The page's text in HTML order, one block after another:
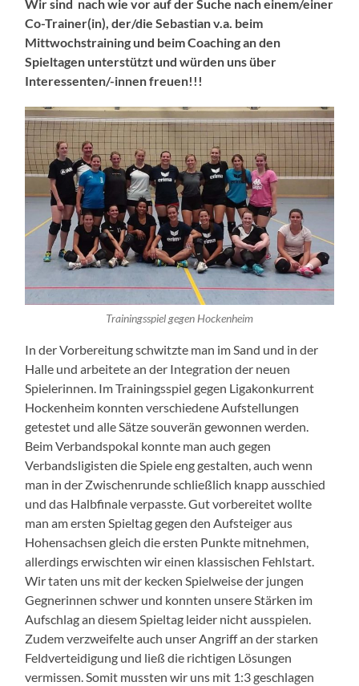
Wir sind nach wie vor auf der Suche nach einem/einer
Co-Trainer(in), der/die Sebastian v.a. beim
Mittwochstraining und beim Coaching an den
Spieltagen unterstützt und würden uns über
Interessenten/-innen freuen!!!
Trainingsspiel gegen Hockenheim
In der Vorbereitung schwitzte man im Sand und in der
Halle und arbeitete an der Integration der neuen
Spielerinnen. Im Trainingsspiel gegen Ligakonkurrent
Hockenheim konnten verschiedene Aufstellungen
getestet und alle Sätze souverän gewonnen werden.
Beim Verbandspokal konnte man auch gegen
Verbandsligisten die Spiele eng gestalten, auch wenn
man in der Zwischenrunde schließlich knapp ausschied
und das Halbfinale verpasste. Gut vorbereitet wollte
man am ersten Spieltag gegen den Aufsteiger aus
Hohensachsen gleich die ersten Punkte mitnehmen,
allerdings erwischten wir einen klassischen Fehlstart.
Wir taten uns mit der kecken Spielweise der jungen
Gegnerinnen schwer und konnten unsere Stärken im
Aufschlag an diesem Spieltag leider nicht ausspielen.
Zudem verzweifelte auch unser Angriff an der starken
Feldverteidigung und ließ die richtigen Lösungen
vermissen. Somit mussten wir uns mit 1:3 geschlagen